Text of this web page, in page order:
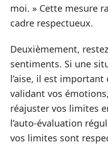
moi. » Cette mesure
cadre respectueux.
Deuxièmement,
sentiments. Si une
l’aise, il est
validant vos
réajuster vos limites
l’auto-évaluation
vos limites sont